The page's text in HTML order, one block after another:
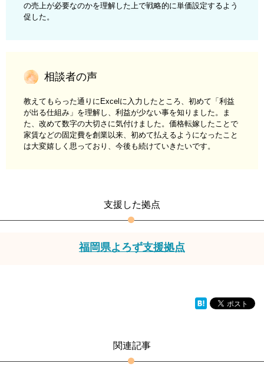
の売上が必要なのかを理解した上で戦略的に単価設定するよう
促した。
相談者の声
教えてもらった通りにExcelに入力したところ、初めて「利益
が出る仕組み」を理解し、利益が少ない事を知りました。ま
た、改めて数字の大切さに気付けました。価格転嫁したことで
家賃などの固定費を創業以来、初めて払えるようになったこと
は大変嬉しく思っており、今後も続けていきたいです。
支援した拠点
福岡県よろず支援拠点
関連記事